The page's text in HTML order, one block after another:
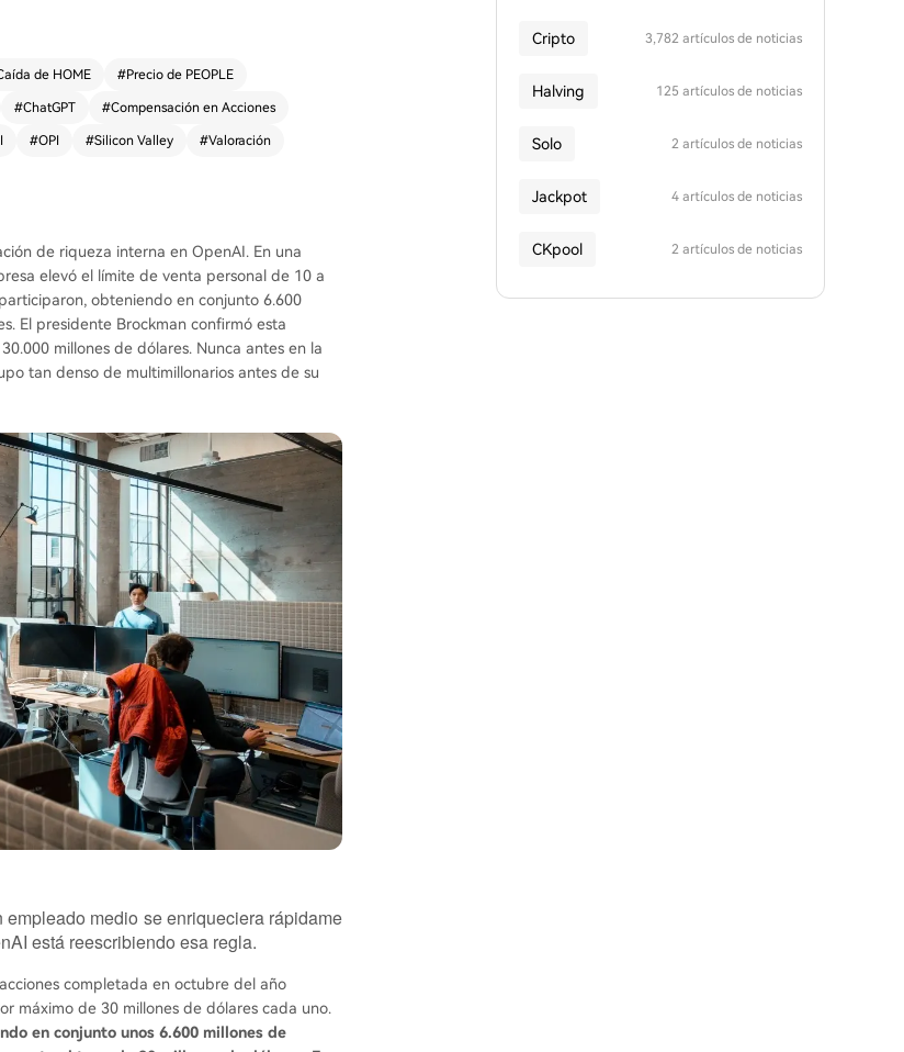
de HOME #Precio de PEOPLE
#ChatGPT #Compensación en Acciones
#OPI #Silicon Valley #Valoración
de riqueza interna en OpenAI. En una
elevó el límite de venta personal de 10 a
obteniendo en conjunto 6.600
El presidente Brockman confirmó esta
millones de dólares. Nunca antes en la
tan denso de multimillonarios antes de su
medio se enriqueciera rápidame
está reescribiendo esa regla.
completada en octubre del año
máximo de 30 millones de dólares cada uno.
en conjunto unos 6.600 millones de
Cripto 3,782 artículos de noticias
Halving 125 artículos de noticias
Solo 2 artículos de noticias
Jackpot 4 artículos de noticias
CKpool 2 artículos de noticias